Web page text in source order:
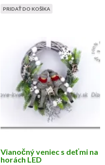
PRIDAŤ DO KOŠÍKA
Vianočný veniec s deťmi na
horách LED